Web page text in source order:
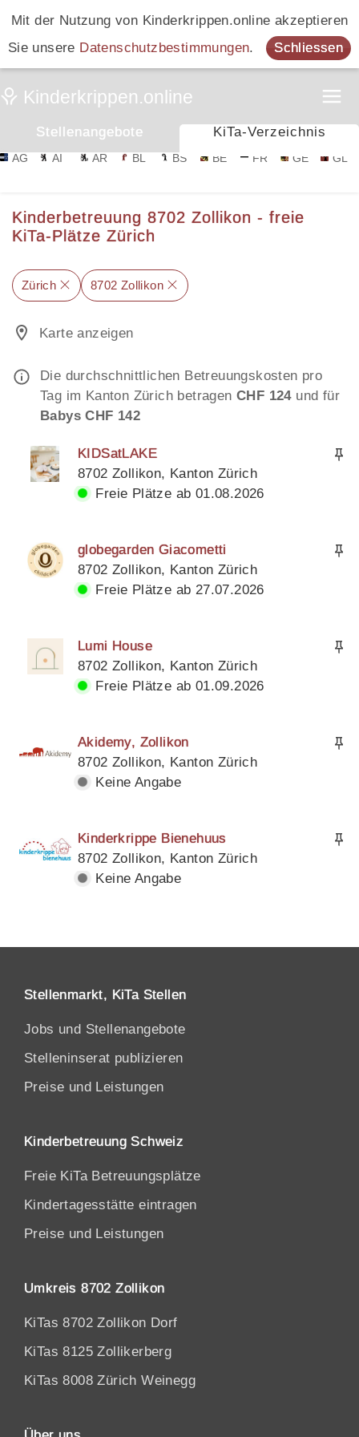
Mit der Nutzung von Kinderkrippen.online akzeptieren
Sie unsere Datenschutzbestimmungen. Schliessen
Stellenangebote KiTa-Verzeichnis
AG AI AR BL BS BE FR GE GL
Kinderbetreuung 8702 Zollikon - freie
KiTa-Plätze Zürich
Zürich 8702 Zollikon
Karte anzeigen
Die durchschnittlichen Betreuungskosten pro
Tag im Kanton Zürich betragen CHF 124und für
Babys CHF 142
KIDSatLAKE
8702 Zollikon, Kanton Zürich
Freie Plätze ab 01.08.2026
globegarden Giacometti
8702 Zollikon, Kanton Zürich
Freie Plätze ab 27.07.2026
Lumi House
8702 Zollikon, Kanton Zürich
Freie Plätze ab 01.09.2026
Akidemy, Zollikon
8702 Zollikon, Kanton Zürich
Keine Angabe
Kinderkrippe Bienehuus
8702 Zollikon, Kanton Zürich
Keine Angabe
Stellenmarkt, KiTa Stellen
Jobs und Stellenangebote
Stelleninserat publizieren
Preise und Leistungen
Kinderbetreuung Schweiz
Freie KiTa Betreuungsplätze
Kindertagesstätte eintragen
Preise und Leistungen
Umkreis 8702 Zollikon
KiTas 8702 Zollikon Dorf
KiTas 8125 Zollikerberg
KiTas 8008 Zürich Weinegg